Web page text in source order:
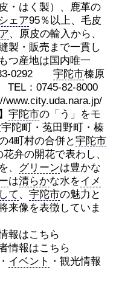
・はく製）、鹿革の
シェア95％以上、毛皮
、原皮の輸入から、
製・販売まで一貫し
つ産地は国内唯一
0292 宇陀市榛原
：0745-82-8000
www.city.uda.nara.jp/
宇陀市の「う」をモ
陀町・菟田野町・榛
4町村の合併と宇陀市
弁の開花で表わし、
、 グリーンは豊かな
は清らかな水をイメ
て 、 宇陀市の魅力と
来像を表徴していま
報はこちら
情報はこちら
イベント ・観光情報